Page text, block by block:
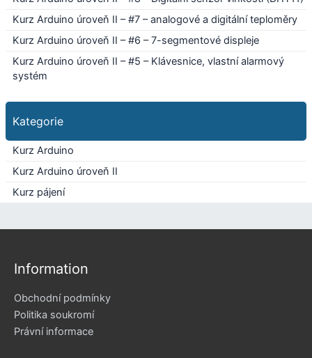
Kurz Arduino úroveň II – #7 – analogové a digitální teploměry
Kurz Arduino úroveň II – #6 – 7-segmentové displeje
Kurz Arduino úroveň II – #5 – Klávesnice, vlastní alarmový
systém
Kategorie
Kurz Arduino
Kurz Arduino úroveň II
Kurz pájení
Information
Obchodní podmínky
Politika soukromí
Právní informace